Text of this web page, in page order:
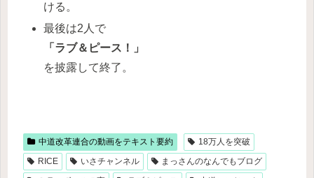
ける。
最後は2人で
「ラブ＆ピース！」
を披露して終了。
中道改革連合の動画をテキスト要約
18万人を突破
RICE
いさチャンネル
まっさんのなんでもブログ